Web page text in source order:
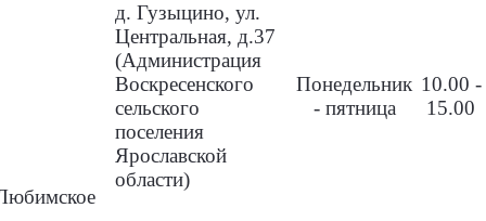
д. Гузыцино, ул.
Центральная, д.37
(Администрация
Воскресенского
сельского
поселения
Ярославской
области)
Понедельник
- пятница
10.00 -
15.00